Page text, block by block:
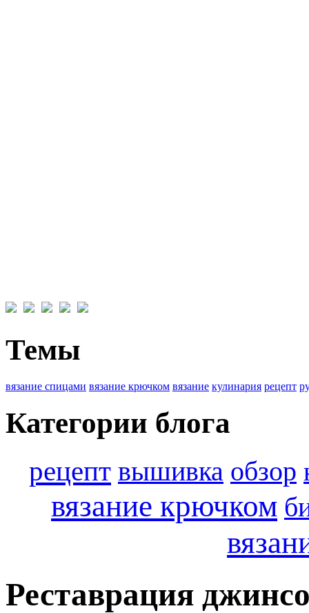
Темы
вязание спицами вязание крючком вязание кулинария рецепт
Категории блога
рецепт вышивка обзор
вязание крючком
Реставрация